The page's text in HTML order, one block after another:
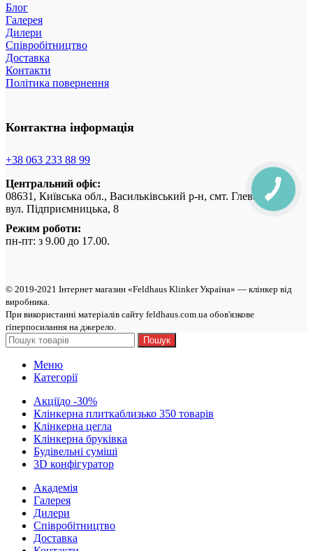
Блог
Галерея
Дилери
Співробітництво
Доставка
Контакти
Політика повернення
Контактна інформація
+38 063 233 88 99
Центральний офіс:
08631, Київська обл., Васильківський р-н, смт. Глеваха,
вул. Підприємницька, 8
Режим роботи:
пн-пт: з 9.00 до 17.00.
© 2019-2021 Інтернет магазин «Feldhaus Klinker Україна» — клінкер від
виробникa.
При використанні матеріалів сайту feldhaus.com.ua обов'язкове
гіперпосилання на джерело.
Пошук
Меню
Категорії
Акціїдо -30%
Клінкерна плиткаблизько 350 товарів
Клінкерна цегла
Клінкерна бруківка
Будівельні суміші
3D конфігуратор
Академія
Галерея
Дилери
Cпівробітництво
Доставка